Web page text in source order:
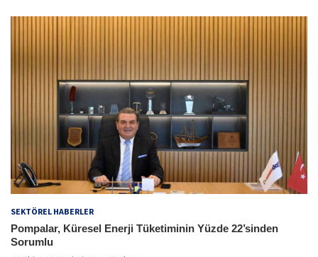
SEKTÖREL HABERLER
Pompalar, Küresel Enerji Tüketiminin Yüzde 22’sinden
Sorumlu